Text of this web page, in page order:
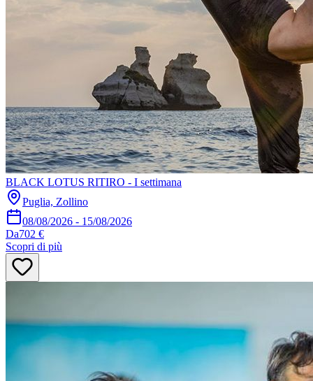
BLACK LOTUS RITIRO - I settimana
Puglia, Zollino
08/08/2026 - 15/08/2026
Da702 €
Scopri di più